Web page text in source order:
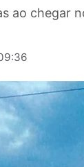
mas ao
09:36